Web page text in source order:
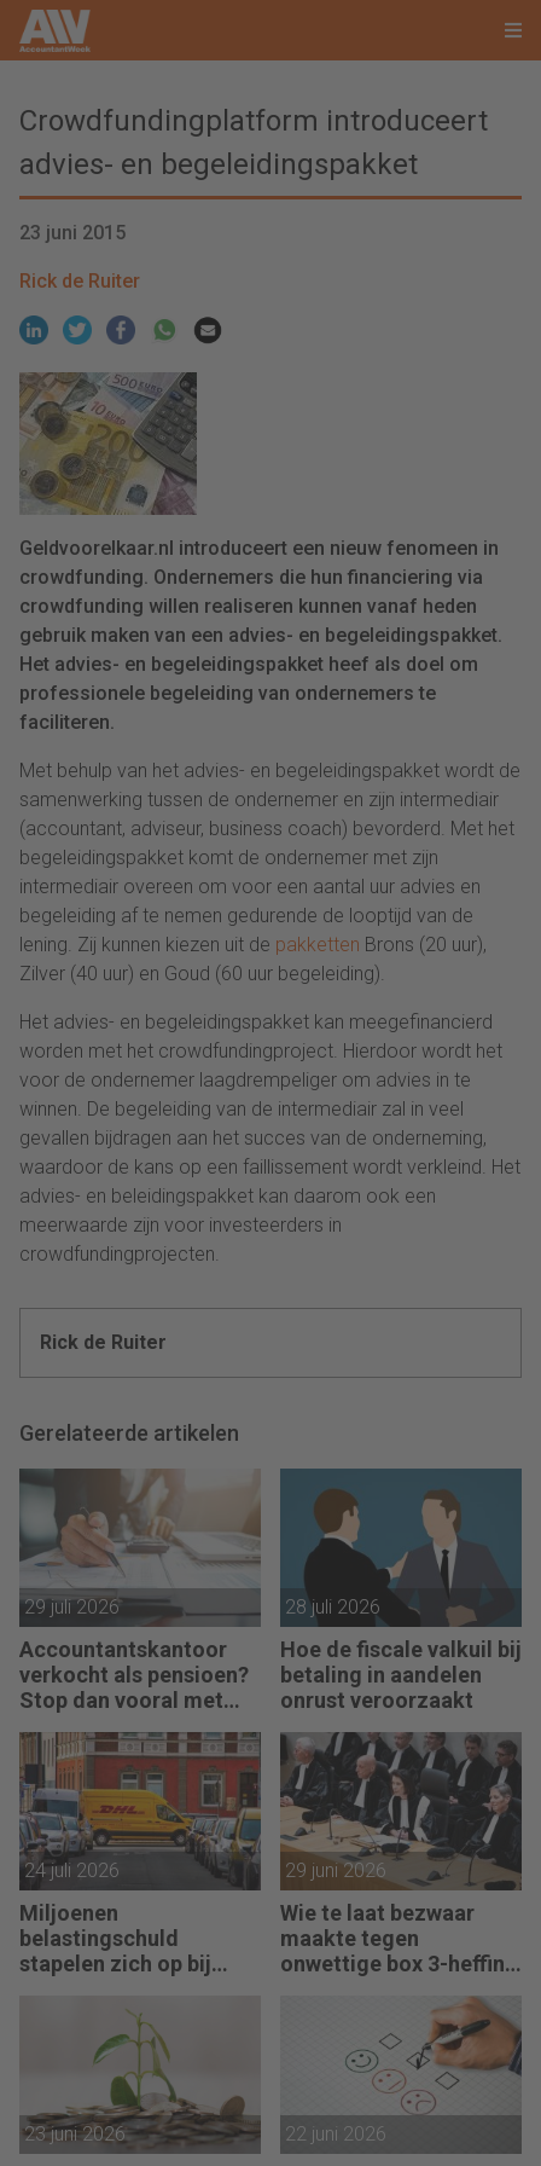
Crowdfundingplatform introduceert
advies- en begeleidingspakket
23 juni 2015
Rick de Ruiter
Geldvoorelkaar.nl introduceert een nieuw fenomeen in
crowdfunding. Ondernemers die hun financiering via
crowdfunding willen realiseren kunnen vanaf heden
gebruik maken van een advies- en begeleidingspakket.
Het advies- en begeleidingspakket heef als doel om
professionele begeleiding van ondernemers te
faciliteren.
Met behulp van het advies- en begeleidingspakket wordt de
samenwerking tussen de ondernemer en zijn intermediair
(accountant, adviseur, business coach) bevorderd. Met het
begeleidingspakket komt de ondernemer met zijn
intermediair overeen om voor een aantal uur advies en
begeleiding af te nemen gedurende de looptijd van de
lening. Zij kunnen kiezen uit de pakketten Brons (20 uur),
Zilver (40 uur) en Goud (60 uur begeleiding).
Het advies- en begeleidingspakket kan meegefinancierd
worden met het crowdfundingproject. Hierdoor wordt het
voor de ondernemer laagdrempeliger om advies in te
winnen. De begeleiding van de intermediair zal in veel
gevallen bijdragen aan het succes van de onderneming,
waardoor de kans op een faillissement wordt verkleind. Het
advies- en beleidingspakket kan daarom ook een
meerwaarde zijn voor investeerders in
crowdfundingprojecten.
Rick de Ruiter
Gerelateerde artikelen
29 juli 2026
Accountantskantoor
verkocht als pensioen?
Stop dan vooral met
werken
28 juli 2026
Hoe de fiscale valkuil bij
betaling in aandelen
onrust veroorzaakt
24 juli 2026
Miljoenen
belastingschuld
stapelen zich op bij
29 juni 2026
Wie te laat bezwaar
maakte tegen
onwettige box 3-heffing
23 juni 2026 22 juni 2026